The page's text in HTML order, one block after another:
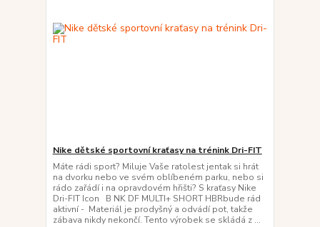
Nike dětské sportovní kraťasy na trénink Dri-FIT
Máte rádi sport? Miluje Vaše ratolest jentak si hrát
na dvorku nebo ve svém oblíbeném parku, nebo si
rádo zařádí i na opravdovém hřišti? S kraťasy Nike
Dri-FIT Icon B NK DF MULTI+ SHORT HBRbude rád
aktivní - Materiál je prodyšný a odvádí pot, takže
zábava nikdy nekončí. Tento výrobek se skládá z ...